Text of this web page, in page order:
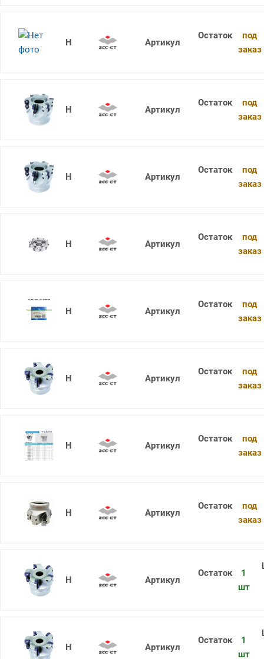
XMR01-050-A22-SD06-07
под
заказ
XMR01-050-A22-SD09-04C
под
заказ
XMR01-050-A22-SD09-06
под
заказ
XMR01-050-A22-WP06-04
под
заказ
XMR01-050-A22-WP06-04C
под
заказ
XMR01-050-A22-WP08-03
под
заказ
XMR01-063-A22-SD06-10
под
заказ
XMR01-063-A22-SD09-06
под
заказ
XMR01-050-A22-WP08-03
1
шт
XMR01-160-B40-WP09-07
1
шт